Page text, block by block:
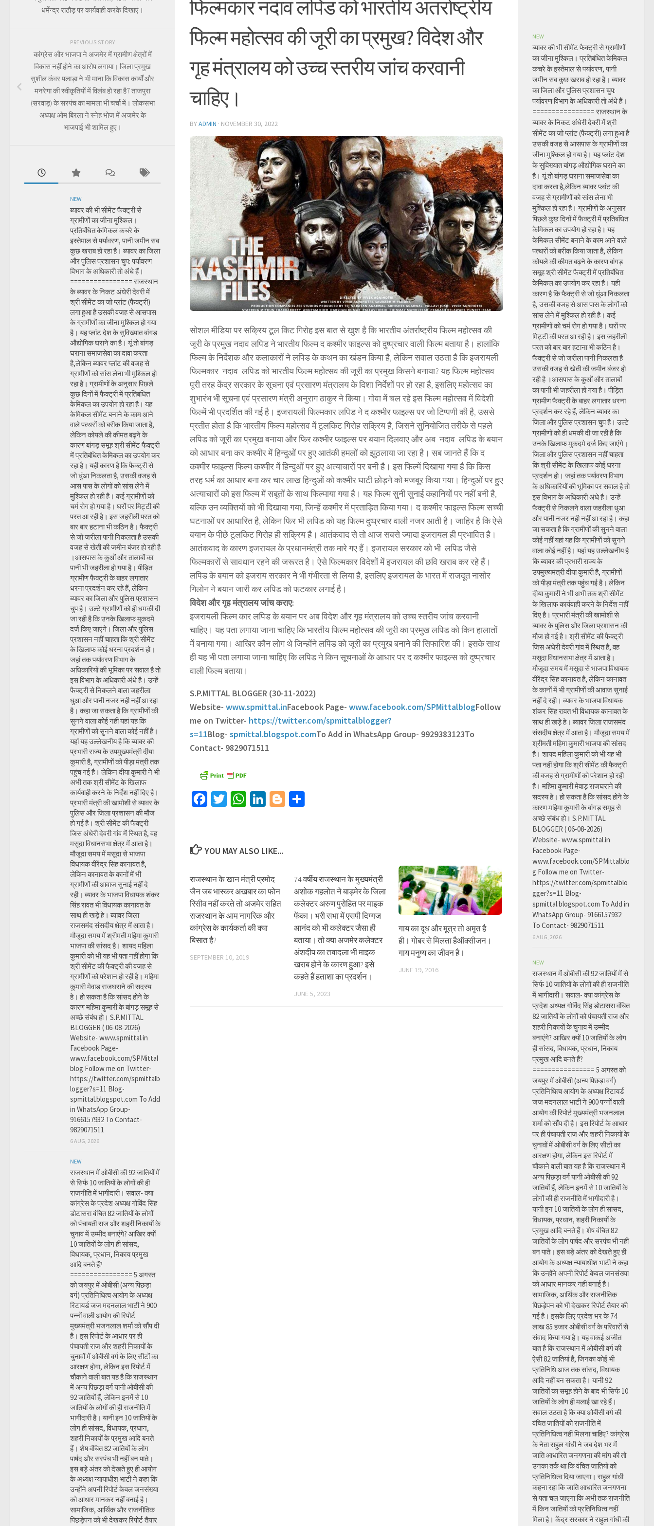
फिल्मकार नदाव लपिड को भारतीय अंतर्राष्ट्रीय
फिल्म महोत्सव की जूरी का प्रमुख? विदेश और
गृह मंत्रालय को उच्च स्तरीय जांच करवानी
चाहिए।
BYADMIN · NOVEMBER 30, 2022
सोशल मीडिया पर सक्रिय टूल किट गिरोह इस बात से खुश है कि भारतीय अंतर्राष्ट्रीय फिल्म महोत्सव की
जूरी के प्रमुख नदाव लपिड ने भारतीय फिल्म द कश्मीर फाइल्स को दुष्प्रचार वाली फिल्म बताया है। हालांकि
फिल्म के निर्देशक और कलाकारों ने लपिड के कथन का खंडन किया है, लेकिन सवाल उठता है कि इजरायली
फिल्मकार नदाव लपिड को भारतीय फिल्म महोत्सव की जूरी का प्रमुख किसने बनाया? यह फिल्म महोत्सव
पूरी तरह केंद्र सरकार के सूचना एवं प्रसारण मंत्रालय के दिशा निर्देशों पर हो रहा है, इसलिए महोत्सव का
शुभारंभ भी सूचना एवं प्रसारण मंत्री अनुराग ठाकुर ने किया। गोवा में चल रहे इस फिल्म महोत्सव में विदेशी
फिल्में भी प्रदर्शित की गई है। इजरायली फिल्मकार लपिड ने द कश्मीर फाइल्स पर जो टिप्पणी की है, उससे
प्रतीत होता है कि भारतीय फिल्म महोत्सव में टूलकिट गिरोह सक्रिय है, जिसने सुनियोजित तरीके से पहले
लपिड को जूरी का प्रमुख बनाया और फिर कश्मीर फाइल्स पर बयान दिलवाए और अब नदाव लपिड के बयान
को आधार बना कर कश्मीर में हिन्दुओं पर हुए आतंकी हमलों को झुठलाया जा रहा है। सब जानते हैं कि द
कश्मीर फाइल्स फिल्म कश्मीर में हिन्दुओं पर हुए अत्याचारों पर बनी है। इस फिल्में दिखाया गया है कि किस
तरह धर्म का आधार बना कर चार लाख हिन्दुओं को कश्मीर घाटी छोड़ने को मजबूर किया गया। हिन्दुओं पर हुए
अत्याचारों को इस फिल्म में सबूतों के साथ फिल्माया गया है। यह फिल्म सुनी सुनाई कहानियों पर नहीं बनी है,
बल्कि उन व्यक्तियों को भी दिखाया गया, जिन्हें कश्मीर में प्रताड़ित किया गया। द कश्मीर फाइल्स फिल्म सच्ची
घटनाओं पर आधारित है, लेकिन फिर भी लपिड को यह फिल्म दुष्प्रचार वाली नजर आती है। जाहिर है कि ऐसे
बयान के पीछे टूलकिट गिरोह ही सक्रिय है। आतंकवाद से तो आज सबसे ज्यादा इजरायल ही प्रभावित है।
आतंकवाद के कारण इजरायल के प्रधानमंत्री तक मारे गए हैं। इजरायल सरकार को भी लपिड जैसे
फिल्मकारों से सावधान रहने की जरूरत है। ऐसे फिल्मकार विदेशों में इजरायल की छवि खराब कर रहे हैं।
लपिड के बयान को इजराय सरकार ने भी गंभीरता से लिया है, इसलिए इजरायल के भारत में राजदूत नासोर
गिलोन ने बयान जारी कर लपिड को फटकार लगाई है।
विदेश और गृह मंत्रालय जांच कराए:
इजरायली फिल्म कार लपिड के बयान पर अब विदेश और गृह मंत्रालय को उच्च स्तरीय जांच करवानी
चाहिए। यह पता लगाया जाना चाहिए कि भारतीय फिल्म महोत्सव की जूरी का प्रमुख लपिड को किन हालातों
में बनाया गया। आखिर कौन लोग थे जिन्होंने लपिड को जूरी का प्रमुख बनाने की सिफारिश की। इसके साथ
ही यह भी पता लगाया जाना चाहिए कि लपिड ने किन सूचनाओं के आधार पर द कश्मीर फाइल्स को दुष्प्रचार
वाली फिल्म बताया।
S.P.MITTAL BLOGGER (30-11-2022)
Website- www.spmittal.inFacebook Page- www.facebook.com/SPMittalblogFollow
me on Twitter- https://twitter.com/spmittalblogger?
s=11Blog- spmittal.blogspot.comTo Add in WhatsApp Group- 9929383123To
Contact- 9829071511
Facebook
TwitterWhatsApp
LinkedIn
Blogger
YOU MAY ALSO LIKE...
राजस्थान के खान मंत्री प्रमोद
जैन जब भास्कर अखबार का फोन
रिसीव नहीं करते तो अजमेर सहित
राजस्थान के आम नागरिक और
कांग्रेस के कार्यकर्ता की क्या
बिसात है?
SEPTEMBER 10, 2019
74 वर्षीय राजस्थान के मुख्यमंत्री
अशोक गहलोत ने बाड़मेर के जिला
कलेक्टर अरुण पुरोहित पर माइक
फेंका। भरी सभा में एसपी दिग्गज
आनंद को भी कलेक्टर जैसा ही
बताया। तो क्या अजमेर कलेक्टर
अंशदीप का तबादला भी माइक
खराब होने के कारण हुआ? इसे
कहते हैं हताशा का प्रदर्शन।
JUNE 5, 2023
गाय का दूध और मूत्र तो अमृत है
ही। गोबर से मिलता हैऑक्सीजन।
गाय मनुष्य का जीवन है।
JUNE 19, 2016
धर्मेन्द्र राठौड़ पर कार्यवाही करके दिखाएं।
PREVIOUS STORY
कांग्रेस और भाजपा ने अजमेर में ग्रामीण क्षेत्रों में
विकास नहीं होने का आरोप लगाया। जिला प्रमुख
सुशील कंवर पलाड़ा ने भी माना कि विकास कार्यों और
मनरेगा की स्वीकृतियों में विलंब हो रहा है7 ताजपुरा
(सरवाड़) के सरपंच का मामला भी चर्चा में। लोकसभा
अध्यक्ष ओम बिरला ने स्नेह भोज में अजमेर के
भाजपाई भी शामिल हुए।
NEW
ब्यावर की भी सीमेंट फैक्ट्री से
ग्रामीणों का जीना मुश्किल।
प्रतिबंधित केमिकल कचरे के
इस्तेमाल से पर्यावरण, पानी जमीन सब
कुछ खराब हो रहा है। ब्यावर का जिला
और पुलिस प्रशासन चुप: पर्यावरण
विभाग के अधिकारी तो अंधे हैं।
================ राजस्थान
के ब्यावर के निकट अंधेरी देवरी में
श्री सीमेंट का जो प्लांट (फैक्ट्री)
लगा हुआ है उसकी वजह से आसपास
के ग्रामीणों का जीना मुश्किल हो गया
है। यह प्लांट देश के सुविख्यात बांगड़
औद्योगिक घराने का है। यूं तो बांगड़
घराना समाजसेवा का दावा करता
है,लेकिन ब्यावर प्लांट की वजह से
ग्रामीणों को सांस लेना भी मुश्किल हो
रहा है। ग्रामीणों के अनुसार पिछले
कुछ दिनों में फैक्ट्री में प्रतिबंधित
केमिकल का उपयोग हो रहा है। यह
केमिकल सीमेंट बनाने के काम आने
वाले पत्थरों को बरीक किया जाता है,
लेकिन कोयले की कीमत बढ़ने के
कारण बांगड़ समूह श्री सीमेंट फैक्ट्री
में प्रतिबंधित केमिकल का उपयोग कर
रहा है। यही कारण है कि फैक्ट्री से
जो धुंआ निकलता है, उसकी वजह से
आस पास के लोगों को सांस लेने में
मुश्किल हो रही है। कई ग्रामीणों को
चर्म रोग हो गया है। घरों पर मिट्टी की
परत आ रही है। इस जहरीली परत को
बार बार हटाना भी कठिन है। फैक्ट्री
से जो जरीला पानी निकलता है उसकी
वजह से खेती की जमीन बंजर हो रही है
।आसपास के कुओं और तालाबों का
पानी भी जहरीला हो गया है। पीड़ित
ग्रामीण फैक्ट्री के बाहर लगातार
धरना प्रदर्शन कर रहे हैं, लेकिन
ब्यावर का जिला और पुलिस प्रशासन
चुप है। उल्टे ग्रामीणों को ही धमकी दी
जा रही है कि उनके खिलाफ मुकदमे
दर्ज किए जाएंगे। जिला और पुलिस
प्रशासन नहीं चाहता कि श्री सीमेंट
के खिलाफ कोई धरना प्रदर्शन हो।
जहां तक पर्यावरण विभाग के
अधिकारियों की भूमिका पर सवाल है तो
इस विभाग के अधिकारी अंधे है। उन्हें
फैक्ट्री से निकलने वाला जहरीला
धुआ और पानी नजर नही नहीं आ रहा
है। कहा जा सकता है कि ग्रामीणों की
सुनने वाला कोई नहीं यहां यह कि
ग्रामीणों को सुनने वाला कोई नहीं है।
यहां यह उल्लेखनीय है कि ब्यावर की
प्रभारी राज्य के उपमुख्यमंत्री दीया
कुमारी है, ग्रामीणों को पीड़ा मंत्री तक
पहुंच गई है। लेकिन दीया कुमारी ने भी
अभी तक श्री सीमेंट के खिलाफ
कार्यवाही करने के निर्देश नहीं दिए है।
प्रभारी मंत्री की खामोशी से ब्यावर के
पुलिस और जिला प्रशासन की मौज
हो गई है। श्री सीमेंट की फैक्ट्री
जिस अंधेरी देवरी गांव में स्थित है, वह
मसूदा विधानसभा क्षेत्र में आता है।
मौजूदा समय में मसूदा से भाजपा
विधायक वीरेंद्र सिंह कानावत है,
लेकिन कानावत के कानों में भी
ग्रामीणों की आवाज सुनाई नहीं दे
रही। ब्यावर के भाजपा विधायक शंकर
सिंह रावत भी विधायक कानावत के
साथ ही खड़े हे। ब्यावर जिला
राजसमंद संसदीय क्षेत्र में आता है।
मौजूदा समय में श्रीमती महिमा कुमारी
भाजपा की सांसद है। शायद महिला
कुमारी को भी यह भी पता नहीं होगा कि
श्री सीमेंट की फैक्ट्री की वजह से
ग्रामीणों को परेशान हो रही है। महिमा
कुमारी मेवाड़ राजघराने की सदस्य
हे। हो सकता है कि सांसद होने के
कारण महिमा कुमारी के बांगड़ समूह से
अच्छे संबंध हो। S.P.MITTAL
BLOGGER ( 06-08-2026)
Website- www.spmittal.in
Facebook Page-
www.facebook.com/SPMittal
blog Follow me on Twitter-
https://twitter.com/spmittalb
logger?s=11 Blog-
spmittal.blogspot.com To Add
in WhatsApp Group-
9166157932 To Contact-
9829071511
6 AUG, 2026
NEW
राजस्थान में ओबीसी की 92 जातियों में
से सिर्फ 10 जातियों के लोगों की ही
राजनीति में भागीदारी। सवाल- क्या
कांग्रेस के प्रदेश अध्यक्ष गोविंद सिंह
डोटासरा वंचित 82 जातियों के लोगों
को पंचायती राज और शहरी निकायों के
चुनाव में उम्मीद बनाएंगे? आखिर क्यों
10 जातियों के लोग ही सांसद,
विधायक, प्रधान, निकाय प्रमुख
आदि बनते हैं?
================ 5 अगस्त
को जयपुर में ओबीसी (अन्य पिछड़ा
वर्ग) प्रतिनिधित्व आयोग के अध्यक्ष
रिटायर्ड जज मदनलाल भाटी ने 900
पन्नों वाली आयोग की रिपोर्ट
मुख्यमंत्री भजनलाल शर्मा को सौंप दी
है। इस रिपोर्ट के आधार पर ही
पंचायती राज और शहरी निकायों के
चुनावों में ओबीसी वर्ग के लिए सीटों का
आरक्षण होगा, लेकिन इस रिपोर्ट में
चौकाने वाली बात यह है कि राजस्थान
में अन्य पिछड़ा वर्ग यानी ओबीसी की
92 जातियों हैं, लेकिन इनमें से 10
जातियों के लोगों की ही राजनीति में
भागीदारी है। यानी इन 10 जातियों के
लोग ही सांसद, विधायक, प्रधान,
शहरी निकायों के प्रमुख आदि बनते
हैं। शेष वंचित 82 जातियों के लोग
पार्षद और सरपंच भी नहीं बन पाते।
इस बड़े अंतर को देखते हुए ही आयोग
के अध्यक्ष न्यायाधीश भाटी ने कहा कि
उन्होंने अपनी रिपोर्ट केवल जनसंख्या
को आधार मानकर नहीं बनाई है।
सामाजिक, आर्थिक और राजनीतिक
पिछड़ेपन को भी देखकर रिपोर्ट तैयार
NEW
ब्यावर की भी सीमेंट फैक्ट्री से ग्रामीणों
का जीना मुश्किल। प्रतिबंधित केमिकल
कचरे के इस्तेमाल से पर्यावरण, पानी
जमीन सब कुछ खराब हो रहा है। ब्यावर
का जिला और पुलिस प्रशासन चुप:
पर्यावरण विभाग के अधिकारी तो अंधे हैं।
================ राजस्थान के
ब्यावर के निकट अंधेरी देवरी में श्री
सीमेंट का जो प्लांट (फैक्ट्री) लगा हुआ है
उसकी वजह से आसपास के ग्रामीणों का
जीना मुश्किल हो गया है। यह प्लांट देश
के सुविख्यात बांगड़ औद्योगिक घराने का
है। यूं तो बांगड़ घराना समाजसेवा का
दावा करता है,लेकिन ब्यावर प्लांट की
वजह से ग्रामीणों को सांस लेना भी
मुश्किल हो रहा है। ग्रामीणों के अनुसार
पिछले कुछ दिनों में फैक्ट्री में प्रतिबंधित
केमिकल का उपयोग हो रहा है। यह
केमिकल सीमेंट बनाने के काम आने वाले
पत्थरों को बरीक किया जाता है, लेकिन
कोयले की कीमत बढ़ने के कारण बांगड़
समूह श्री सीमेंट फैक्ट्री में प्रतिबंधित
केमिकल का उपयोग कर रहा है। यही
कारण है कि फैक्ट्री से जो धुंआ निकलता
है, उसकी वजह से आस पास के लोगों को
सांस लेने में मुश्किल हो रही है। कई
ग्रामीणों को चर्म रोग हो गया है। घरों पर
मिट्टी की परत आ रही है। इस जहरीली
परत को बार बार हटाना भी कठिन है।
फैक्ट्री से जो जरीला पानी निकलता है
उसकी वजह से खेती की जमीन बंजर हो
रही है ।आसपास के कुओं और तालाबों
का पानी भी जहरीला हो गया है। पीड़ित
ग्रामीण फैक्ट्री के बाहर लगातार धरना
प्रदर्शन कर रहे हैं, लेकिन ब्यावर का
जिला और पुलिस प्रशासन चुप है। उल्टे
ग्रामीणों को ही धमकी दी जा रही है कि
उनके खिलाफ मुकदमे दर्ज किए जाएंगे।
जिला और पुलिस प्रशासन नहीं चाहता
कि श्री सीमेंट के खिलाफ कोई धरना
प्रदर्शन हो। जहां तक पर्यावरण विभाग
के अधिकारियों की भूमिका पर सवाल है तो
इस विभाग के अधिकारी अंधे है। उन्हें
फैक्ट्री से निकलने वाला जहरीला धुआ
और पानी नजर नही नहीं आ रहा है। कहा
जा सकता है कि ग्रामीणों की सुनने वाला
कोई नहीं यहां यह कि ग्रामीणों को सुनने
वाला कोई नहीं है। यहां यह उल्लेखनीय है
कि ब्यावर की प्रभारी राज्य के
उपमुख्यमंत्री दीया कुमारी है, ग्रामीणों
को पीड़ा मंत्री तक पहुंच गई है। लेकिन
दीया कुमारी ने भी अभी तक श्री सीमेंट
के खिलाफ कार्यवाही करने के निर्देश नहीं
दिए है। प्रभारी मंत्री की खामोशी से
ब्यावर के पुलिस और जिला प्रशासन की
मौज हो गई है। श्री सीमेंट की फैक्ट्री
जिस अंधेरी देवरी गांव में स्थित है, वह
मसूदा विधानसभा क्षेत्र में आता है।
मौजूदा समय में मसूदा से भाजपा विधायक
वीरेंद्र सिंह कानावत है, लेकिन कानावत
के कानों में भी ग्रामीणों की आवाज सुनाई
नहीं दे रही। ब्यावर के भाजपा विधायक
शंकर सिंह रावत भी विधायक कानावत के
साथ ही खड़े हे। ब्यावर जिला राजसमंद
संसदीय क्षेत्र में आता है। मौजूदा समय में
श्रीमती महिमा कुमारी भाजपा की सांसद
है। शायद महिला कुमारी को भी यह भी
पता नहीं होगा कि श्री सीमेंट की फैक्ट्री
की वजह से ग्रामीणों को परेशान हो रही
है। महिमा कुमारी मेवाड़ राजघराने की
सदस्य हे। हो सकता है कि सांसद होने के
कारण महिमा कुमारी के बांगड़ समूह से
अच्छे संबंध हो। S.P.MITTAL
BLOGGER ( 06-08-2026)
Website- www.spmittal.in
Facebook Page-
www.facebook.com/SPMittalblo
g Follow me on Twitter-
https://twitter.com/spmittalblo
gger?s=11 Blog-
spmittal.blogspot.com To Add in
WhatsApp Group- 9166157932
To Contact- 9829071511
6 AUG, 2026
NEW
राजस्थान में ओबीसी की 92 जातियों में से
सिर्फ 10 जातियों के लोगों की ही राजनीति
में भागीदारी। सवाल- क्या कांग्रेस के
प्रदेश अध्यक्ष गोविंद सिंह डोटासरा वंचित
82 जातियों के लोगों को पंचायती राज और
शहरी निकायों के चुनाव में उम्मीद
बनाएंगे? आखिर क्यों 10 जातियों के लोग
ही सांसद, विधायक, प्रधान, निकाय
प्रमुख आदि बनते हैं?
================ 5 अगस्त को
जयपुर में ओबीसी (अन्य पिछड़ा वर्ग)
प्रतिनिधित्व आयोग के अध्यक्ष रिटायर्ड
जज मदनलाल भाटी ने 900 पन्नों वाली
आयोग की रिपोर्ट मुख्यमंत्री भजनलाल
शर्मा को सौंप दी है। इस रिपोर्ट के आधार
पर ही पंचायती राज और शहरी निकायों के
चुनावों में ओबीसी वर्ग के लिए सीटों का
आरक्षण होगा, लेकिन इस रिपोर्ट में
चौकाने वाली बात यह है कि राजस्थान में
अन्य पिछड़ा वर्ग यानी ओबीसी की 92
जातियों हैं, लेकिन इनमें से 10 जातियों के
लोगों की ही राजनीति में भागीदारी है।
यानी इन 10 जातियों के लोग ही सांसद,
विधायक, प्रधान, शहरी निकायों के
प्रमुख आदि बनते हैं। शेष वंचित 82
जातियों के लोग पार्षद और सरपंच भी नहीं
बन पाते। इस बड़े अंतर को देखते हुए ही
आयोग के अध्यक्ष न्यायाधीश भाटी ने कहा
कि उन्होंने अपनी रिपोर्ट केवल जनसंख्या
को आधार मानकर नहीं बनाई है।
सामाजिक, आर्थिक और राजनीतिक
पिछड़ेपन को भी देखकर रिपोर्ट तैयार की
गई है। इसके लिए प्रदेश भर के 74
लाख 85 हजार ओबीसी वर्ग के परिवारों से
संवाद किया गया है। यह वाकई अजीत
बात है कि राजस्थान में ओबीसी वर्ग की
ऐसी 82 जातियां हैं, जिनका कोई भी
प्रतिनिधि आज तक सांसद, विधायक
आदि नहीं बन सकता है। यानी 92
जातियों का समूह होने के बाद भी सिर्फ 10
जातियों के लोग ही मलाई खा रहे हैं।
सवाल उठता है कि क्या ओबीसी वर्ग की
वंचित जातियों को राजनीति में
प्रतिनिधित्व नहीं मिलना चाहिए? कांग्रेस
के नेता राहुल गांधी ने जब देश भर में
जाति आधारित जनगणना की मांग की तो
उनका तर्क था कि वंचित जातियों को
प्रतिनिधित्व दिया जाएगा। राहुल गांधी
कहना रहा कि जाति आधारित जनगणना
से पता चल जाएगा कि अभी तक राजनीति
में किन जातियों को प्रतिनिधित्व नहीं
मिला है। केंद्र सरकार ने राहुल गांधी की